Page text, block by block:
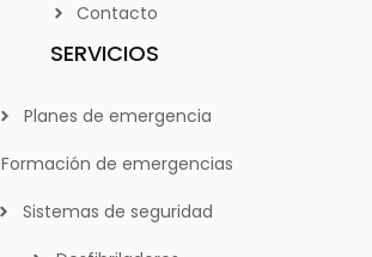
Contacto
SERVICIOS
Planes de emergencia
Formación de emergencias
Sistemas de seguridad